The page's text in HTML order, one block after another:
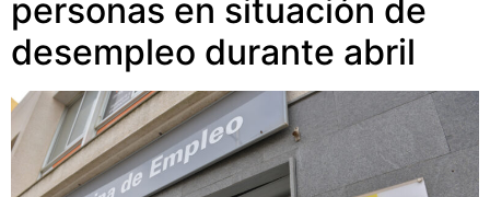
personas en situación de
desempleo durante abril